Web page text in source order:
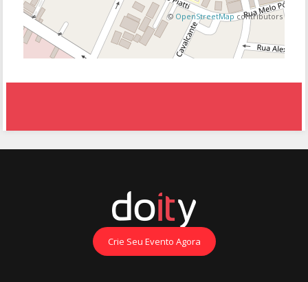
© OpenStreetMapcontributors
Crie Seu Evento Agora